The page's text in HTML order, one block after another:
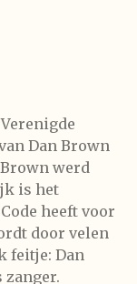
Dan Brown
werd
is het
heeft voor
door velen
feitje: Dan